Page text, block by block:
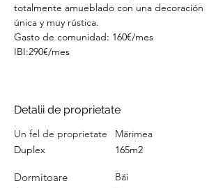
totalmente amueblado con una decoración
única y muy rústica.
Gasto de comunidad: 160€/mes
IBI:290€/mes
Detalii de proprietate
Un fel de proprietate
Duplex
Dormitoare
Mărimea
165m2
Băi